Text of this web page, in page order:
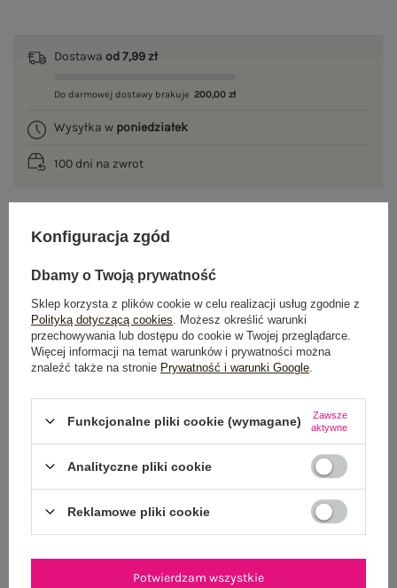
Dostawa od 7,99 zł
Do darmowej dostawy brakuje 200,00 zł
Wysyłka w poniedziałek
100 dni na zwrot
OPIS PRODUKTU
GŁÓWNE PARAMETRY
OPINIE O PRODUKCIE (0)
WYSYŁKA I DOSTAWA
OSTATNIO OGLĄDANE
Zobacz wszystko
Konfiguracja zgód
Dbamy o Twoją prywatność
Sklep korzysta z plików cookie w celu realizacji usług zgodnie z
Polityką dotyczącą cookies . Możesz określić warunki
przechowywania lub dostępu do cookie w Twojej przeglądarce.
Więcej informacji na temat warunków i prywatności można
znaleźć także na stronie Prywatność i warunki Google
Funkcjonalne pliki cookie (wymagane)
Zawsze
aktywne
Analityczne pliki cookie
Reklamowe pliki cookie
Potwierdzam wszystkie